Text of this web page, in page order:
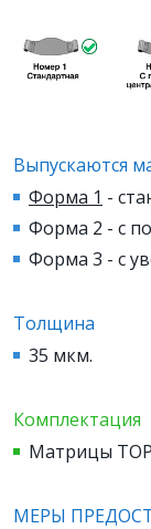
Выпускаются
Форма 1 -
Форма 2 - с
Форма 3 - с
Толщина
35 мкм.
Комплектация
Матрицы
МЕРЫ